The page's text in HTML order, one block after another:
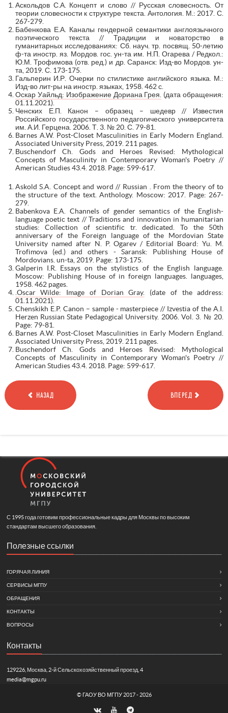
Аскольдов С.А. Концепт и слово // Русская словесность. От
теории словесности к структуре текста. Антология. М.: 2017. С.
267-279.
Бабенкова Е.А. Каналы гендерной семантики англоязычного
поэтического текста // Традиции и новаторство в
гуманитарных исследованиях: Сб. науч. тр. посвящ. 50-летию
ф-та иностр. яз. Мордов. гос. ун-та им. Н.П. Огарева / Редкол.:
Ю.М. Трофимова (отв. ред.) и др. Саранск: Изд-во Мордов. ун-
та, 2019. С. 173-175.
Гальперин И.Р. Очерки по стилистике английского языка. М.:
Изд-во лит-ры на иностр. языках, 1958. 462 с.
Оскар Уайльд: Изображение Дориана Грея. (дата обращения:
01.11.2021).
Ченских Е.П. Канон – образец – шедевр // Известия
Российского государственного педагогического университета
им. А.И. Герцена. 2006. Т. 3. № 20. С. 79-81.
Barnes A.W. Post-Closet Masculinities in Early Modern England.
Associated University Press, 2019. 211 pages.
Buschendorf Ch. Gods and Heroes Revised: Mythological
Concepts of Masculinity in Contemporary Woman's Poetry //
American Studies 43.4. 2018. Page: 599-617.
Askold S.A. Concept and word // Russian . From the theory of to
the structure of the text. Anthology. Moscow: 2017. Page: 267-
279.
Babenkova E.A. Channels of gender semantics of the English-
language poetic text // Traditions and innovation in humanitarian
studies: Collection of scientific tr. dedicated. To the 50th
anniversary of the Foreign language of the Mordovian State
University named after N. P. Ogarev / Editorial Board: Yu. M.
Trofimova (ed.) and others - Saransk: Publishing House of
Mordovians. un-ta, 2019. Page: 173-175.
Galperin I.R. Essays on the stylistics of the English language.
Moscow: Publishing House of in foreign languages. languages,
1958. 462 pages.
.Oscar Wilde: Image of Dorian Gray.
(date of the address:
01.11.2021).
Chenskikh E.P. Canon – sample - masterpiece // Izvestia of the A.I.
Herzen Russian State Pedagogical University. 2006. Vol. 3. № 20.
Page: 79-81.
Barnes A.W. Post-Closet Masculinities in Early Modern England.
Associated University Press, 2019. 211 pages.
Buschendorf Ch. Gods and Heroes Revised: Mythological
Concepts of Masculinity in Contemporary Woman's Poetry //
American Studies 43.4. 2018. Page: 599-617.
НАЗАД ВПЕРЕД
С 1995 года готовим профессиональные кадры для Москвы по высоким
стандартам высшего образования.
Полезные ссылки
ГОРЯЧАЯ ЛИНИЯ
СЕРВИСЫ МГПУ
ОБРАЩЕНИЯ
КОНТАКТЫ
ВОПРОСЫ
Контакты
129226, Москва, 2-й Сельскохозяйственный проезд, 4
media@mgpu.ru
© ГАОУ ВО МГПУ 2017 - 2026